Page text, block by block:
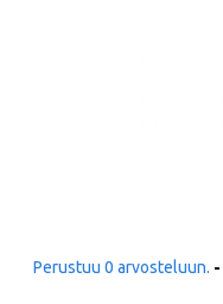
Perustuu 0 arvosteluun. -